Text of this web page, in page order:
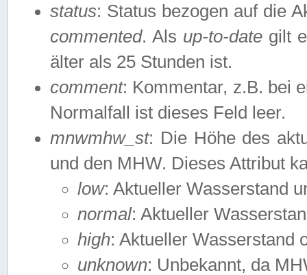
status: Status bezogen auf die
commented. Als up-to-date gilt
älter als 25 Stunden ist.
comment: Kommentar, z.B. bei
Normalfall ist dieses Feld leer.
mnwmhw_st: Die Höhe des
und den MHW. Dieses Attribut
low: Aktueller Wasserstand
normal: Aktueller
high: Aktueller Wasserstand
unknown: Unbekannt, da